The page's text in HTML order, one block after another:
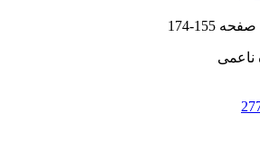
155-174
ناعمی